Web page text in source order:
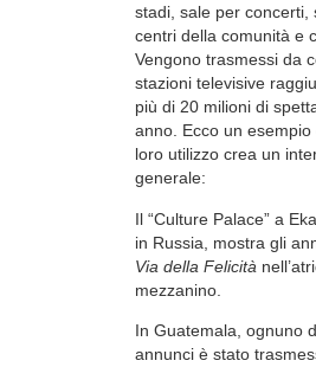
stadi, sale per concerti,
centri della comunità e
Vengono trasmessi da
stazioni televisive
più di 20 milioni di
anno. Ecco un esempio
loro utilizzo crea un
generale:
Il “Culture Palace” a
in Russia, mostra gli
Via della Felicità
mezzanino.
In Guatemala, ognuno
annunci è stato